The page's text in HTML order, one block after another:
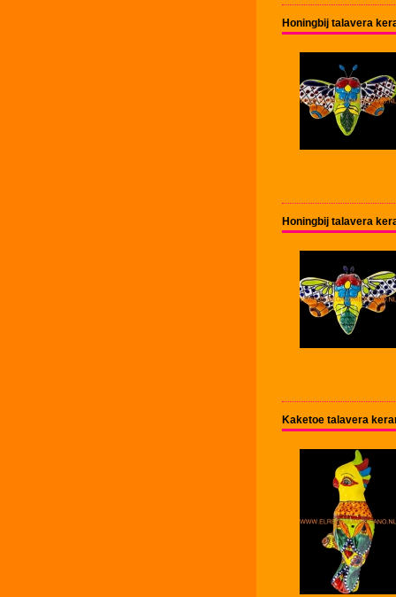
Honingbij talavera
Honingbij talavera
Kaketoe talavera